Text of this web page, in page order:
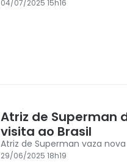
04/07/2025 15h16
Atriz de Superman
visita ao Brasil
Atriz de Superman vaza
29/06/2025 18h19